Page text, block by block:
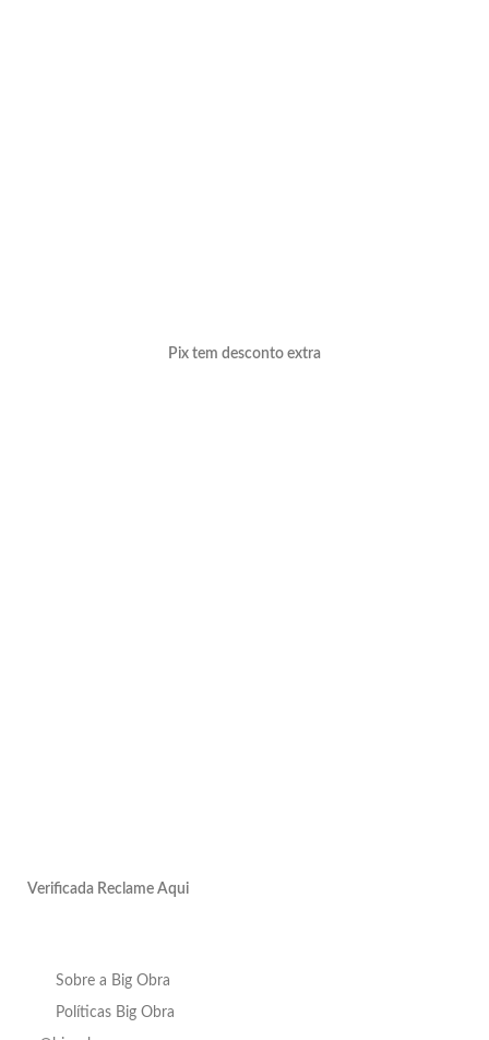
Pix tem desconto extra
Verificada Reclame Aqui
Sobre a Big Obra
Políticas Big Obra